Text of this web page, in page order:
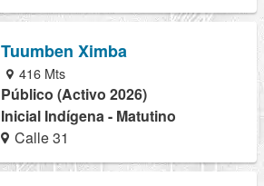
Tuumben Ximba
416 Mts
Público (Activo 2026)
Inicial Indígena - Matutino
Calle 31